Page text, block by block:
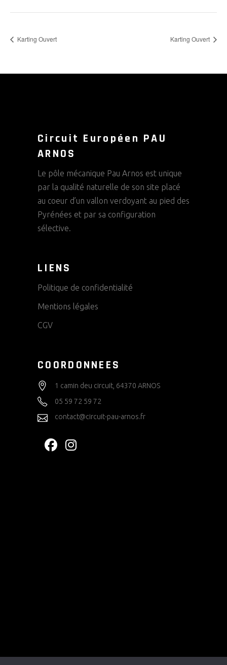
Karting Ouvert Karting Ouvert
Circuit Européen PAU
ARNOS
Le pôle mécanique Pau Arnos est unique
par la qualité naturelle de son site placé
au coeur d’un vallon verdoyant au pied des
Pyrénées et par sa configuration
sélective.
LIENS
Politique de confidentialité
Mentions légales
CGV
COORDONNEES
1 camin deu circuit, 64370 ARNOS
05 59 72 59 72
contact@circuit-pau-arnos.fr